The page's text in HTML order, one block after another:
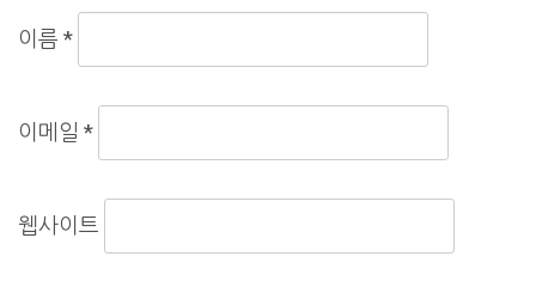
이름 *
이메일 *
웹사이트